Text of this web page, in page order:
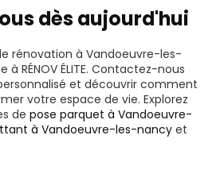
dès aujourd'hui
rénovation à Vandoeuvre-les-
RÉNOV ÉLITE. Contactez-nous
et découvrir comment
votre espace de vie. Explorez
de pose parquet à Vandoeuvre-
à Vandoeuvre-les-nancy et